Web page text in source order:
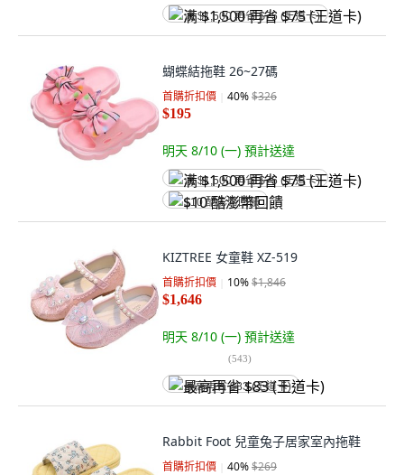
满 $1,500 再省 $75 (王道卡)
蝴蝶結拖鞋 26~27碼
首購折扣價 40%$326
$195
明天 8/10 (一) 預計送達
满 $1,500 再省 $75 (王道卡)
$10 酷澎幣回饋
KIZTREE 女童鞋 XZ-519
首購折扣價 10%$1,846
$1,646
明天 8/10 (一) 預計送達
(543)
最高再省 $83 (王道卡)
Rabbit Foot 兒童兔子居家室內拖鞋
首購折扣價 40%$269